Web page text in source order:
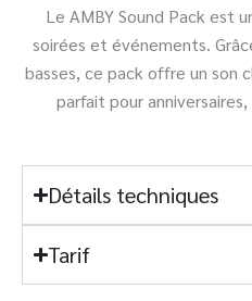
Le AMBY Sound Pack est
soirées et événements.
basses, ce pack offre un son
parfait pour
Détails techniques
Tarif